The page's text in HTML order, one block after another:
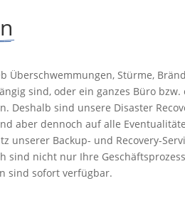
Überschwemmungen, Stürme,
sind, oder ein ganzes Büro
Deshalb sind unsere Disaster
aber dennoch auf alle
unserer Backup- und Recovery-
sind nicht nur Ihre
sind sofort verfügbar.